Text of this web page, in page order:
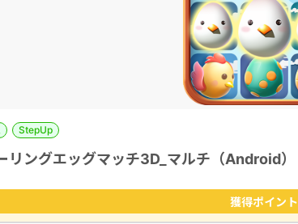
StepUp
リングエッグマッチ3D_マルチ（Android）
獲得ポイント